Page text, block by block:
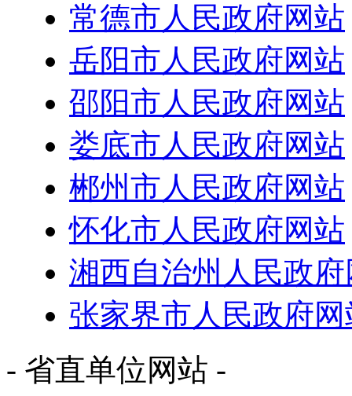
常德市人民政府网站
岳阳市人民政府网站
邵阳市人民政府网站
娄底市人民政府网站
郴州市人民政府网站
怀化市人民政府网站
湘西自治州人民政
张家界市人民政府网
- 省直单位网站 -